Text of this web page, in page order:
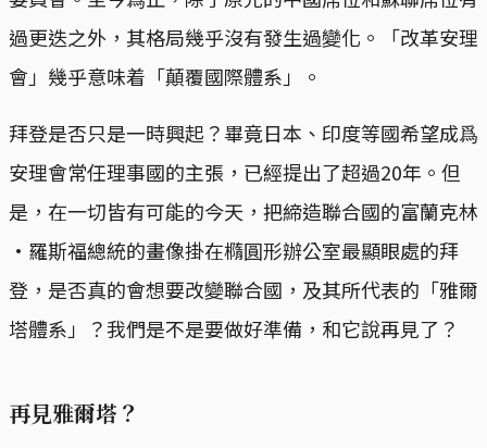
過更迭之外，其格局幾乎沒有發生過變化。「改革安理
會」幾乎意味着「顛覆國際體系」。
拜登是否只是一時興起？畢竟日本、印度等國希望成爲
安理會常任理事國的主張，已經提出了超過20年。但
是，在一切皆有可能的今天，把締造聯合國的富蘭克林
·羅斯福總統的畫像掛在橢圓形辦公室最顯眼處的拜
登，是否真的會想要改變聯合國，及其所代表的「雅爾
塔體系」？我們是不是要做好準備，和它說再見了？
再見雅爾塔？